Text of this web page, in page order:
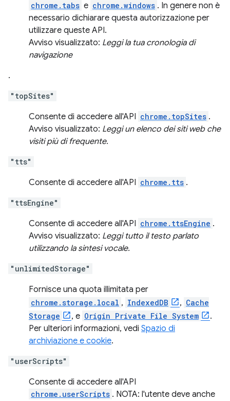
chrome.tabs e chrome.windows . In genere non è
necessario dichiarare questa autorizzazione per
utilizzare queste API.
Avviso visualizzato: Leggi la tua cronologia di
navigazione
.
"topSites"
Consente di accedere all'API chrome.topSites .
Avviso visualizzato: Leggi un elenco dei siti web che
visiti più di frequente.
"tts"
Consente di accedere all'API chrome.tts .
"ttsEngine"
Consente di accedere all'API chrome.ttsEngine .
Avviso visualizzato: Leggi tutto il testo parlato
utilizzando la sintesi vocale.
"unlimitedStorage"
Fornisce una quota illimitata per
chrome.storage.local , IndexedDB , Cache
Storage
, e Origin Private File System
.
Per ulteriori informazioni, vedi Spazio di
archiviazione e cookie.
"userScripts"
Consente di accedere all'API
chrome.userScripts . NOTA: l'utente deve anche